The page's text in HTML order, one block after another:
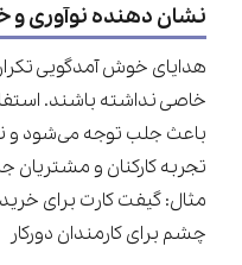
نشان‌ دهنده نوآوری و
هدایای خوش آمدگویی
خاصی نداشته باشند.
باعث جلب توجه می‌شود و
تجربه‌ کارکنان و
مثال: گیفت کارت برای
چشم برای کارمندان دورکار